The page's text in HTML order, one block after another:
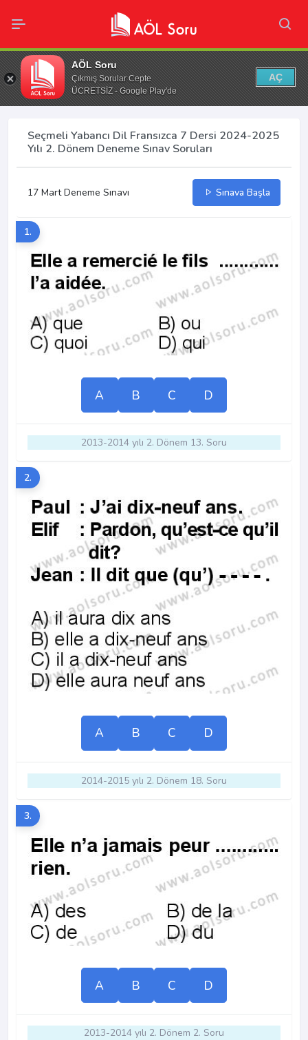
AÖL Soru
Çıkmış Sorular Cepte
ÜCRETSİZ - Google Play'de
AÇ
Seçmeli Yabancı Dil Fransızca 7 Dersi 2024-2025
Yılı 2. Dönem Deneme Sınav Soruları
17 Mart Deneme Sınavı Sınava Başla
1.
A B C D
2013-2014 yılı 2. Dönem 13. Soru
2.
A B C D
2014-2015 yılı 2. Dönem 18. Soru
3.
A B C D
2013-2014 yılı 2. Dönem 2. Soru